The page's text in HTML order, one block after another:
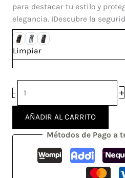
para destacar tu estilo y
elegancia. ¡Descubre la
Limpiar
- +
AÑADIR AL CARRITO
Métodos de Pago a